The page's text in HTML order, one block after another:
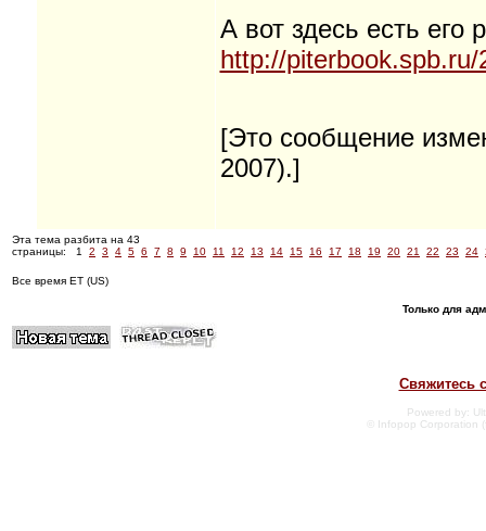
А вот здесь есть его
http://
[Это сообщение
2007).]
Эта тема разбита на 43
страницы:
1 2 3 4 5 6 7 8 9 10 11 12 13 14 15 16 17 18 19 20 21 22 23 24
Все время ET (US)
Только для
Свяжитесь
Powered by:
© Infopop Corporation